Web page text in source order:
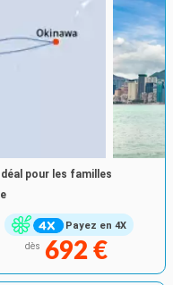
Payez en 4X
pour les familles
dès 692 €